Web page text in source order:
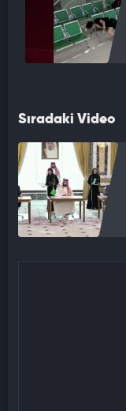
Sıradaki Video